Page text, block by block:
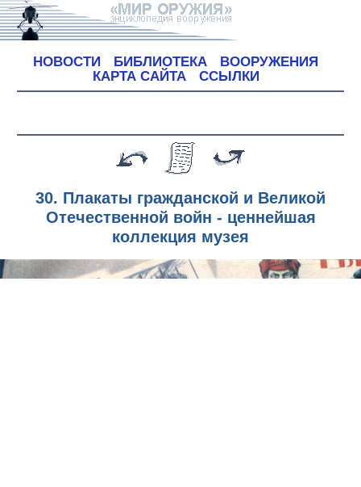
НОВОСТИ БИБЛИОТЕКА
ВООРУЖЕНИЯ
КАРТА САЙТА
ССЫЛКИ
30. Плакаты гражданской и Великой
Отечественной войн - ценнейшая
коллекция музея